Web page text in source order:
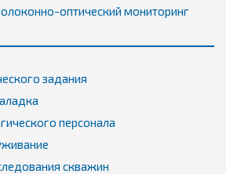
оптический мониторинг
задания
персонала
скважин